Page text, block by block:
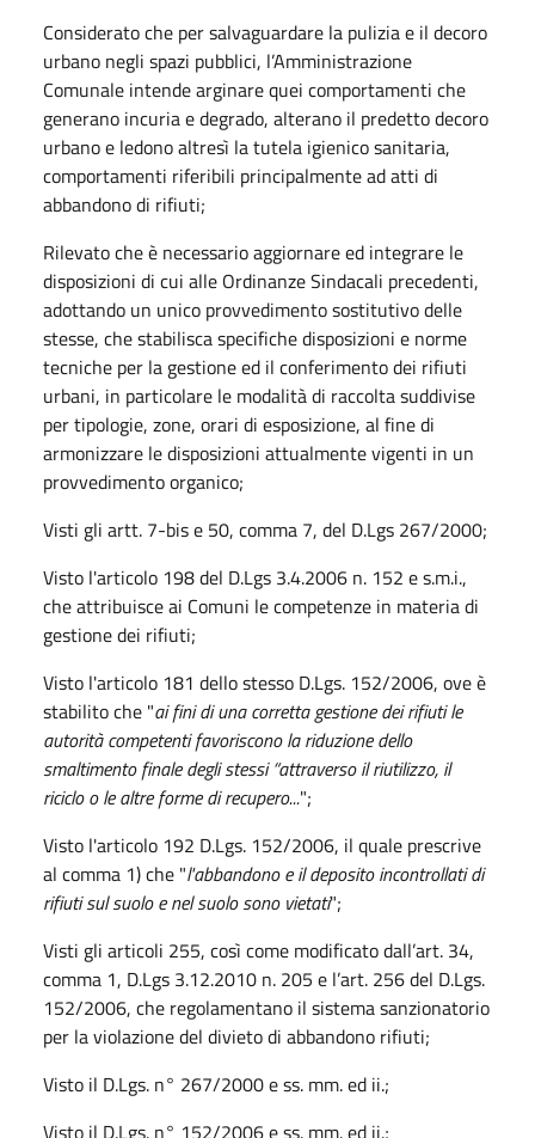
Considerato che per salvaguardare la pulizia e il decoro
urbano negli spazi pubblici, l’Amministrazione
Comunale intende arginare quei comportamenti che
generano incuria e degrado, alterano il predetto decoro
urbano e ledono altresì la tutela igienico sanitaria,
comportamenti riferibili principalmente ad atti di
abbandono di rifiuti;
Rilevato che è necessario aggiornare ed integrare le
disposizioni di cui alle Ordinanze Sindacali precedenti,
adottando un unico provvedimento sostitutivo delle
stesse, che stabilisca specifiche disposizioni e norme
tecniche per la gestione ed il conferimento dei rifiuti
urbani, in particolare le modalità di raccolta suddivise
per tipologie, zone, orari di esposizione, al fine di
armonizzare le disposizioni attualmente vigenti in un
provvedimento organico;
Visti gli artt. 7-bis e 50, comma 7, del D.Lgs 267/2000;
Visto l'articolo 198 del D.Lgs 3.4.2006 n. 152 e s.m.i.,
che attribuisce ai Comuni le competenze in materia di
gestione dei rifiuti;
Visto l'articolo 181 dello stesso D.Lgs. 152/2006, ove è
stabilito che "ai fini di una corretta gestione dei rifiuti le
autorità competenti favoriscono la riduzione dello
smaltimento finale degli stessi “attraverso il riutilizzo, il
riciclo o le altre forme di recupero...";
Visto l'articolo 192 D.Lgs. 152/2006, il quale prescrive
al comma 1) che "l'abbandono e il deposito incontrollati di
rifiuti sul suolo e nel suolo sono vietati";
Visti gli articoli 255, così come modificato dall’art. 34,
comma 1, D.Lgs 3.12.2010 n. 205 e l’art. 256 del D.Lgs.
152/2006, che regolamentano il sistema sanzionatorio
per la violazione del divieto di abbandono rifiuti;
Visto il D.Lgs. n° 267/2000 e ss. mm. ed ii.;
Visto il D.Lgs. n° 152/2006 e ss. mm. ed ii.;